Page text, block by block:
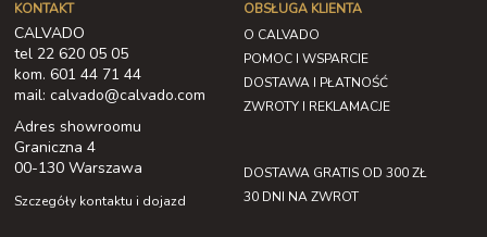
KONTAKT
CALVADO
tel 22 620 05 05
kom. 601 44 71 44
mail: calvado@calvado.com
Adres showroomu
Graniczna 4
00-130 Warszawa
Szczegóły kontaktu i dojazd
OBSŁUGA KLIENTA
O CALVADO
POMOC I WSPARCIE
DOSTAWA I PŁATNOŚĆ
ZWROTY I REKLAMACJE
DOSTAWA GRATIS OD 300 ZŁ
30 DNI NA ZWROT